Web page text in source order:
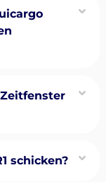
schicken?